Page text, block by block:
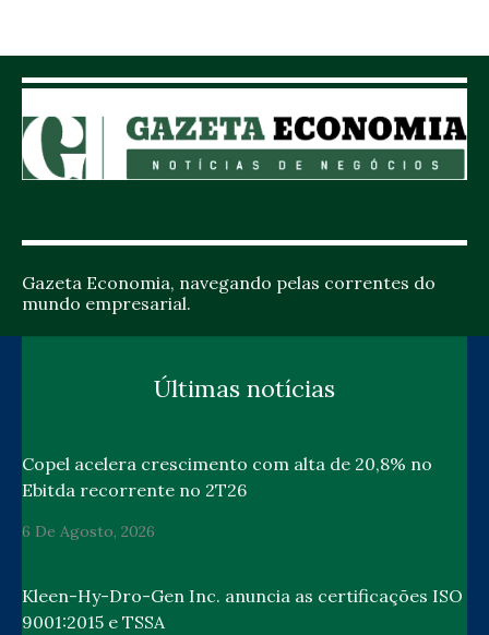
Gazeta Economia, navegando pelas correntes do
mundo empresarial.
Últimas notícias
Copel acelera crescimento com alta de 20,8% no
Ebitda recorrente no 2T26
6 De Agosto, 2026
Kleen-Hy-Dro-Gen Inc. anuncia as certificações ISO
9001:2015 e TSSA